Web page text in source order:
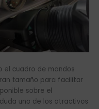
el cuadro de mandos
tamaño para facilitar
sobre el
uno de los atractivos